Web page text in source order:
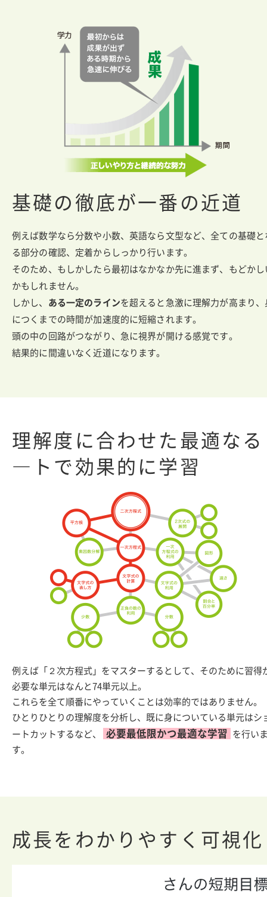
基礎の徹底が一番の近道
例えば数学なら分数や小数、英語なら文型など、全ての基礎と
る部分の確認、定着からしっかり行います。
そのため、もしかしたら最初はなかなか先に進まず、もどかし
かもしれません。
しかし、 ある一定のラインを超えると急激に理解力が高まり、
につくまでの時間が加速度的に短縮されます。
頭の中の回路がつながり、急に視界が開ける感覚です。
結果的に間違いなく近道になります。
理解度に合わせた最適なる
―トで効果的に学習
例えば「２次方程式」をマスターするとして、そのために習得
必要な単元はなんと74単元以上。
これらを全て順番にやっていくことは効率的ではありません。
ひとりひとりの理解度を分析し、既に身についている単元はシ
ートカットするなど、
必要最低限かつ最適な学習
を行い
す。
成長をわかりやすく可視化